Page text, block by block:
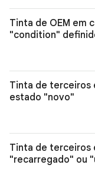
Tinta de OEM em
"condition"
Tinta de terceiros
estado "novo"
Tinta de terceiros
"recarregado" ou